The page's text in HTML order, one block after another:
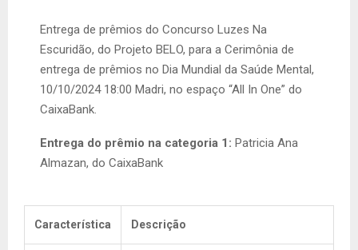
Entrega de prêmios do Concurso Luzes Na
Escuridão, do Projeto BELO, para a Cerimônia de
entrega de prêmios no Dia Mundial da Saúde Mental,
10/10/2024 18:00 Madri, no espaço “All In One” do
CaixaBank.
Entrega do prêmio na categoria 1: Patricia Ana
Almazan, do CaixaBank
Característica Descrição